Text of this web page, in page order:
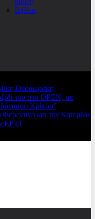
Βιβλία
Θεοδωράκη
του στο OPEN, με
Κρίκου”
και την Κατερίνα
ΕΡΤ1